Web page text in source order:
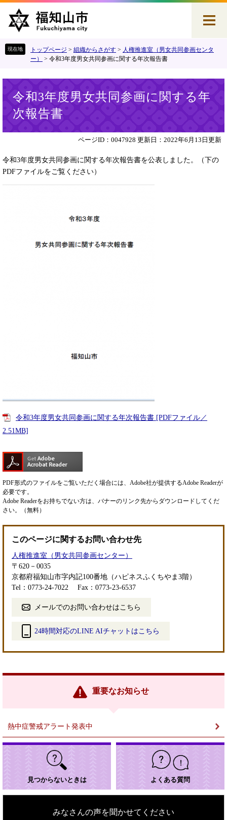
す
し
トップページ > 組織からさがす > 人権推進室（男女共同参画センタ
ー）
> 令和3年度男女共同参画に関する年次報告書
令和3年度男女共同参画に関する年
次報告書
ページID：0047928 更新日：2022年6月13日更新
令和3年度男女共同参画に関する年次報告書を公表しました。（下の
PDFファイルをご覧ください）
令和3年度男女共同参画に関する年次報告書 [PDFファイル／
2.51MB]
PDF形式のファイルをご覧いただく場合には、Adobe社が提供するAdobe Readerが
必要です。
Adobe Readerをお持ちでない方は、バナーのリンク先からダウンロードしてくだ
さい。（無料）
このページに関するお問い合わせ先
人権推進室（男女共同参画センター）
〒620－0035
京都府福知山市字内記100番地（ハピネスふくちやま3階）
Tel：0773-24-7022
Fax：0773-23-6537
メールでのお問い合わせはこちら
24時間対応のLINE AIチャットはこちら
リ
重要なお知らせ
熱中症警戒アラート発表中
見つからないときは よくある質問
みなさんの声を聞かせてください